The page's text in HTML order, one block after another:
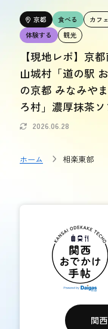
おすす
おすすめ
京都 食べる
カフェ
体験する
観光
【現地レポ】京
山城村「道の駅
の京都 みなみや
ろ村」濃厚抹茶ソ
トクリームも実食
2026.06.28
ホーム 相楽東部
関